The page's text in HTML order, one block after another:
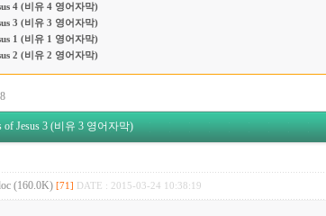
4 (비유 4 영어자막)
3 (비유 3 영어자막)
1 (비유 1 영어자막)
2 (비유 2 영어자막)
Jesus 3 (비유 3 영어자막)
(160.0K) [71] DATE : 2015-03-24 10:38:19